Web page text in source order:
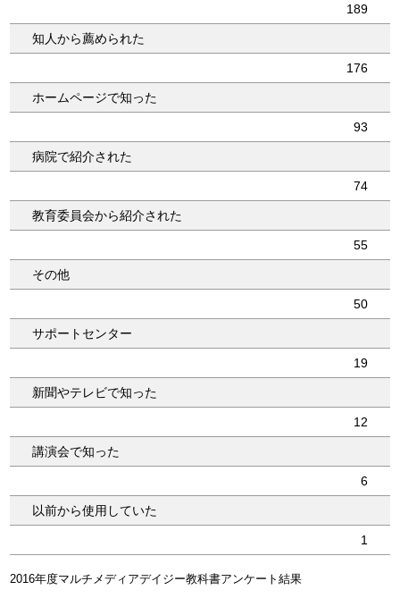
189
知人から薦められた
176
ホームページで知った
93
病院で紹介された
74
教育委員会から紹介された
55
その他
50
サポートセンター
19
新聞やテレビで知った
12
講演会で知った
6
以前から使用していた
1
2016年度マルチメディアデイジー教科書アンケート結果